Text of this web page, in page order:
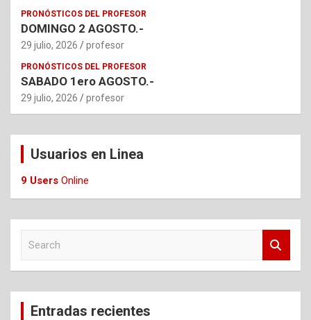
PRONÓSTICOS DEL PROFESOR
DOMINGO 2 AGOSTO.-
29 julio, 2026 profesor
PRONÓSTICOS DEL PROFESOR
SABADO 1ero AGOSTO.-
29 julio, 2026 profesor
Usuarios en Linea
9 Users Online
c
Entradas recientes